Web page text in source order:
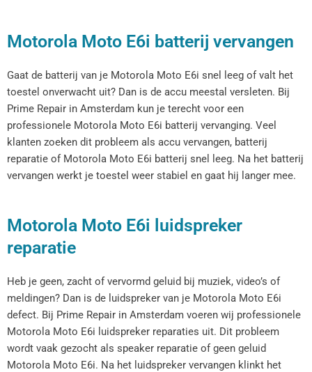
Motorola Moto E6i batterij vervangen
Gaat de batterij van je Motorola Moto E6i snel leeg of valt het
toestel onverwacht uit? Dan is de accu meestal versleten. Bij
Prime Repair in Amsterdam kun je terecht voor een
professionele Motorola Moto E6i batterij vervanging. Veel
klanten zoeken dit probleem als accu vervangen, batterij
reparatie of Motorola Moto E6i batterij snel leeg. Na het batterij
vervangen werkt je toestel weer stabiel en gaat hij langer mee.
Motorola Moto E6i luidspreker
reparatie
Heb je geen, zacht of vervormd geluid bij muziek, video’s of
meldingen? Dan is de luidspreker van je Motorola Moto E6i
defect. Bij Prime Repair in Amsterdam voeren wij professionele
Motorola Moto E6i luidspreker reparaties uit. Dit probleem
wordt vaak gezocht als speaker reparatie of geen geluid
Motorola Moto E6i. Na het luidspreker vervangen klinkt het